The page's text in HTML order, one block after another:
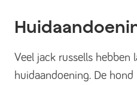
Veel jack russells hebben
huidaandoening. De